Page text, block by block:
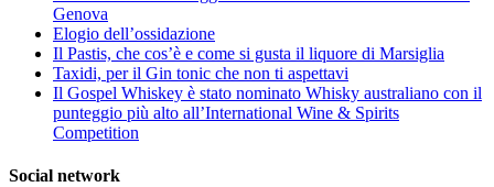
Genova
Elogio dell’ossidazione
Il Pastis, che cos’è e come si gusta il liquore di Marsiglia
Taxidi, per il Gin tonic che non ti aspettavi
Il Gospel Whiskey è stato nominato Whisky australiano con il
punteggio più alto all’International Wine & Spirits
Competition
Social network